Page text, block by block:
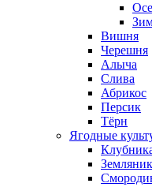
Вишня
Черешня
Алыча
Слива
Абрикос
Персик
Тёрн
Ягодные